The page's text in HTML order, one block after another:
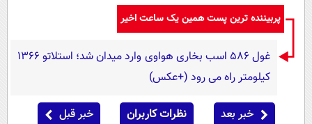
پربیننده ترین پست همین یک ساعت اخیر
غول 586 اسب بخاری هواوی وارد میدان شد؛ استلاتو 1366
کیلومتر راه می رود (+عکس)
خبر بعد نظرات کاربران خبر قبل